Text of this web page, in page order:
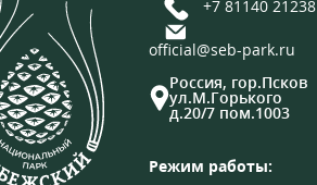
+7 81140 21238
official@seb-park.ru
Россия, гор.Псков
ул.М.Горького
д.20/7 пом.1003
Режим работы: